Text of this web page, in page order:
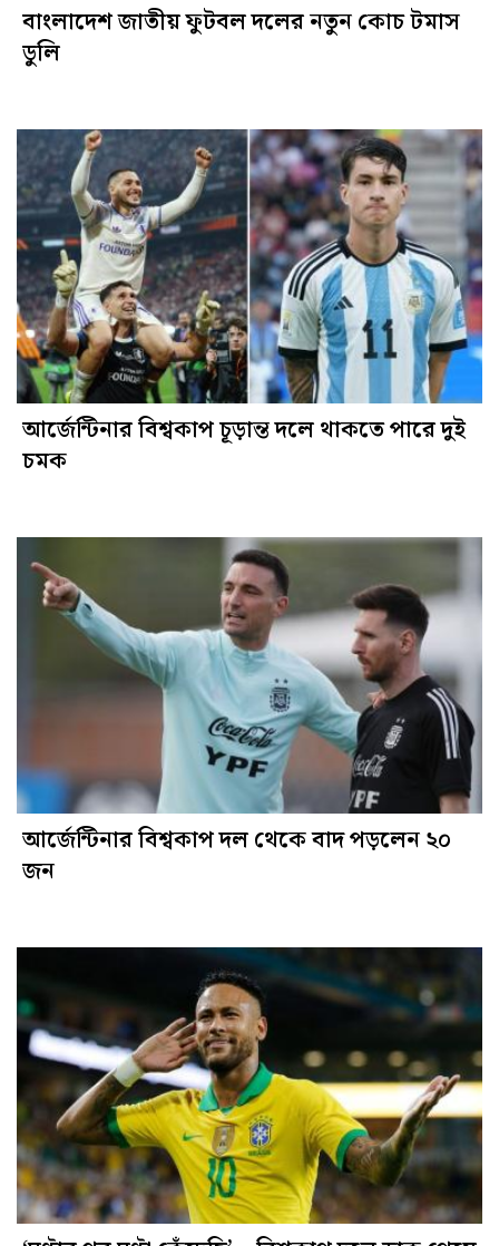
বাংলাদেশ জাতীয় ফুটবল দলের নতুন কোচ টমাস
ডুলি
আর্জেন্টিনার বিশ্বকাপ চূড়ান্ত দলে থাকতে পারে দুই
চমক
আর্জেন্টিনার বিশ্বকাপ দল থেকে বাদ পড়লেন ২০
জন